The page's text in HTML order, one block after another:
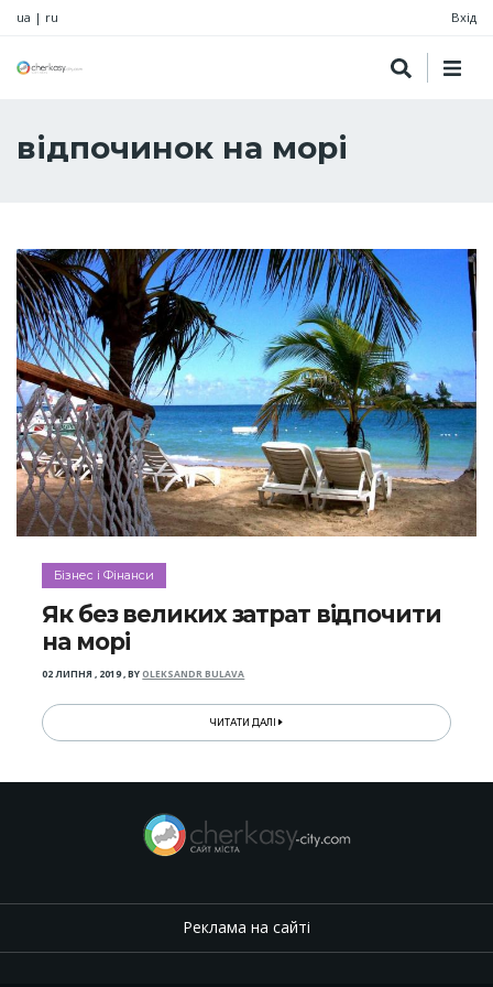
ua | ru Вхід
відпочинок на морі
Бізнес і Фінанси
Як без великих затрат відпочити
на морі
02 ЛИПНЯ , 2019,BYOLEKSANDR BULAVA
ЧИТАТИ ДАЛІ
Реклама на сайті